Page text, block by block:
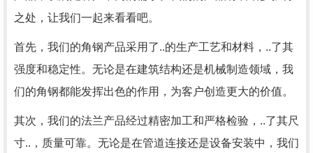
之处，让我们一起来看看吧。
首先，我们的角钢产品采用了..的生产工艺和材料，..了其
强度和稳定性。无论是在建筑结构还是机械制造领域，我
们的角钢都能发挥出色的作用，为客户创造更大的价值。
其次，我们的法兰产品经过精密加工和严格检验，..了其尺
寸..，质量可靠。无论是在管道连接还是设备安装中，我们